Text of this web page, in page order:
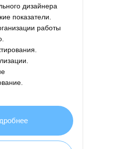
дизайнера
показатели.
работы